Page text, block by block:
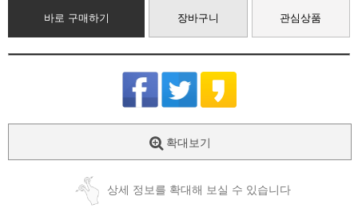
바로 구매하기 장바구니 관심상품
확대보기
상세 정보를 확대해 보실 수 있습니다